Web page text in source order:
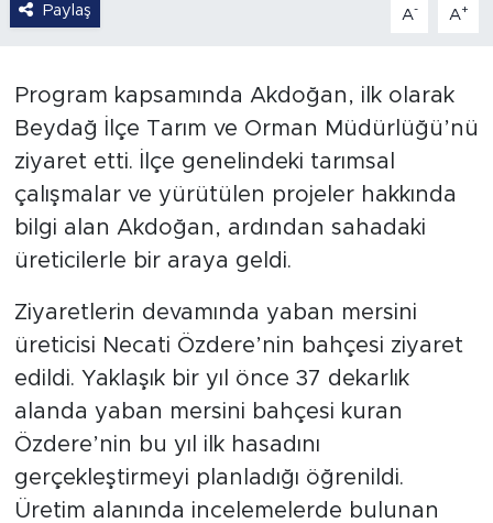
Paylaş A- A+
Program kapsamında Akdoğan, ilk olarak
Beydağ İlçe Tarım ve Orman Müdürlüğü’nü
ziyaret etti. İlçe genelindeki tarımsal
çalışmalar ve yürütülen projeler hakkında
bilgi alan Akdoğan, ardından sahadaki
üreticilerle bir araya geldi.
Ziyaretlerin devamında yaban mersini
üreticisi Necati Özdere’nin bahçesi ziyaret
edildi. Yaklaşık bir yıl önce 37 dekarlık
alanda yaban mersini bahçesi kuran
Özdere’nin bu yıl ilk hasadını
gerçekleştirmeyi planladığı öğrenildi.
Üretim alanında incelemelerde bulunan